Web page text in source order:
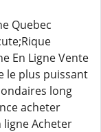
Quebec
En Ligne Vente
le plus puissant
long
acheter
ligne Acheter